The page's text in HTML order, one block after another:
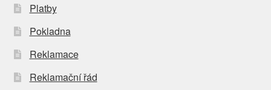
Platby
Pokladna
Reklamace
Reklamační řád